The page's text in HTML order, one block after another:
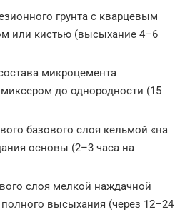
грунта с кварцевым
или кистью (высыхание 4–6
микроцемента
до однородности (15
базового слоя кельмой «на
основы (2–3 часа на
слоя мелкой наждачной
высыхания (через 12–24